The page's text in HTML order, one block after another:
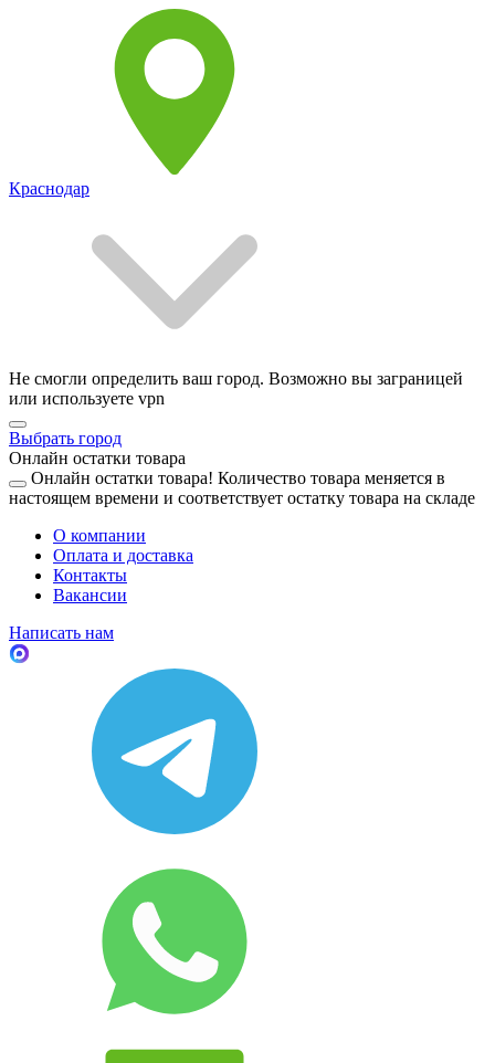
Краснодар
Не смогли определить ваш город. Возможно вы заграницей
или используете vpn
Выбрать город
Онлайн остатки товара
Онлайн остатки товара! Количество товара меняется в
настоящем времени и соответствует остатку товара на складе
О компании
Оплата и доставка
Контакты
Вакансии
Написать нам